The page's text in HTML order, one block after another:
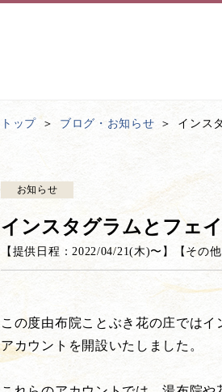
トップ ブログ・お知らせ インス
お知らせ
インスタグラムとフェ
【提供日程：2022/04/21(木)〜】 【 その他
この度由布院ことぶき花の庄では
アカウントを開設いたしました。